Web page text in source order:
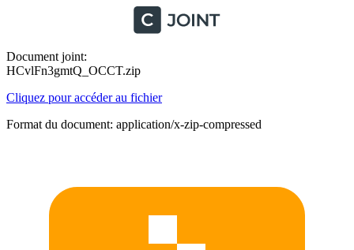
Document joint:
HCvlFn3gmtQ_OCCT.zip
Cliquez pour accéder au fichier
Format du document: application/x-zip-compressed